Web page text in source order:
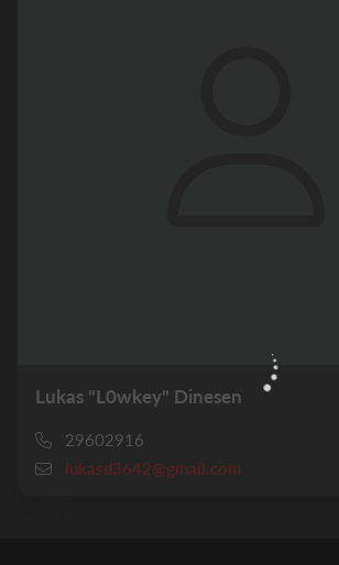
Lukas "L0wkey" Dinesen
29602916
lukasd3642@gmail.com